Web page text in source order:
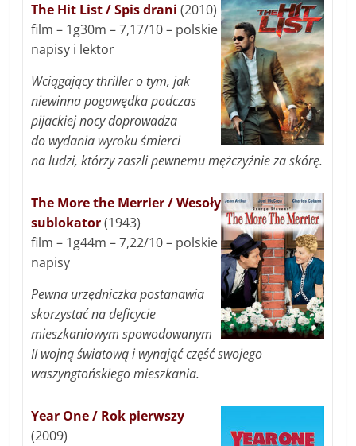
The Hit List / Spis drani (2010)
film – 1g30m – 7,17/10 – polskie
napisy i lektor
Wciągający thriller o tym, jak
niewinna pogawędka podczas
pijackiej nocy doprowadza
do wydania wyroku śmierci
na ludzi, którzy zaszli pewnemu mężczyźnie za skórę.
The More the Merrier / Wesoły
sublokator(1943)
film – 1g44m – 7,22/10 – polskie
napisy
Pewna urzędniczka postanawia
skorzystać na deficycie
mieszkaniowym spowodowanym
II wojną światową i wynająć część swojego
waszyngtońskiego mieszkania.
Year One / Rok pierwszy
(2009)